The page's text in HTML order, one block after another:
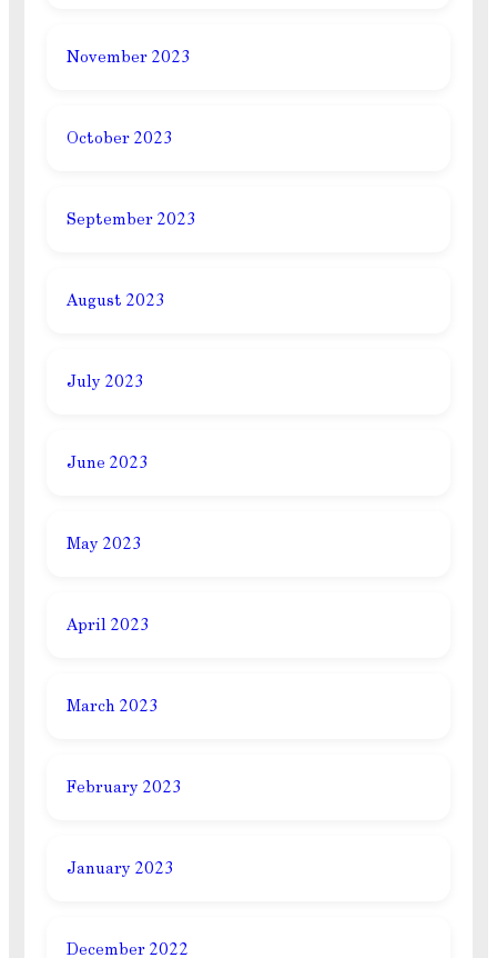
November 2023
October 2023
September 2023
August 2023
July 2023
June 2023
May 2023
April 2023
March 2023
February 2023
January 2023
December 2022